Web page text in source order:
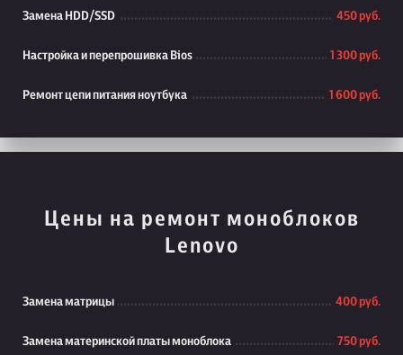
Замена HDD/SSD 450 руб.
Настройка и перепрошивка Bios 1 300 руб.
Ремонт цепи питания ноутбука 1 600 руб.
Цены на ремонт моноблоков
Lenovo
Замена матрицы 400 руб.
Замена материнской платы моноблока 750 руб.